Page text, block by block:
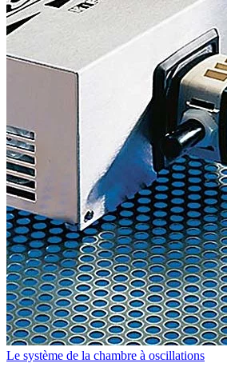
Le système de la chambre à oscillations